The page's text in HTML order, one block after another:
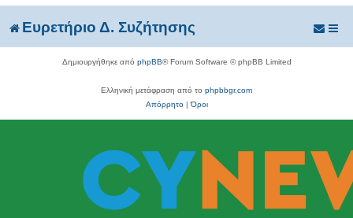
Ευρετήριο Δ. Συζήτησης
Δημιουργήθηκε από phpBB® Forum Software © phpBB Limited
Ελληνική μετάφραση από το phpbbgr.com
Απόρρητο|Όροι